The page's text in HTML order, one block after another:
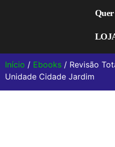
Início / Ebooks / Revisão
Unidade Cidade Jardim